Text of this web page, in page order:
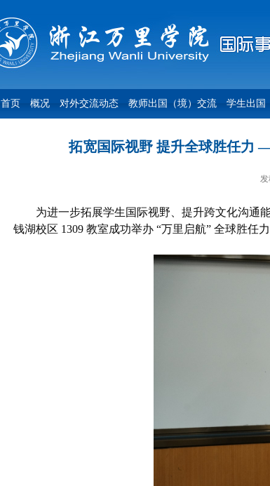
首页 概况 对外交流动态 教师出国（境）交流 学生出国
拓宽国际视野 提升全球胜任力
为进一步拓展学生国际视野、提升跨文化沟通
钱湖校区 1309 教室成功举办 “万里启航” 全球胜任